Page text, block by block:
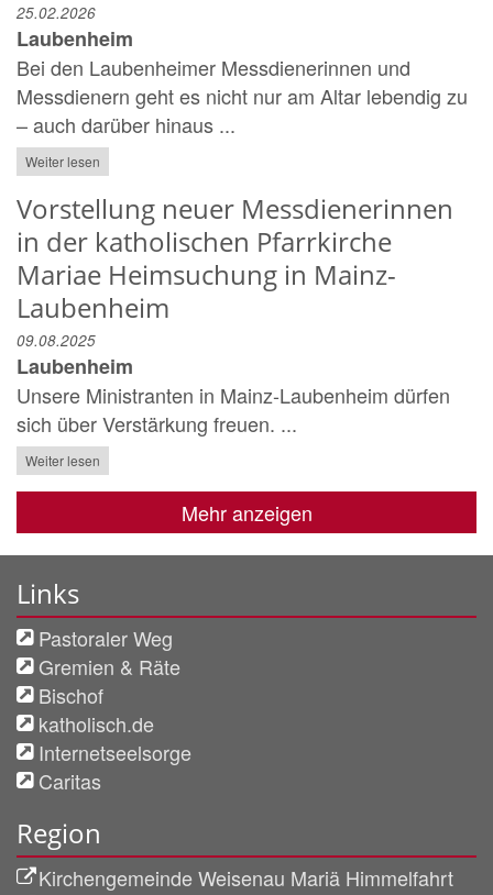
25.02.2026
Laubenheim
Bei den Laubenheimer Messdienerinnen und
Messdienern geht es nicht nur am Altar lebendig zu
– auch darüber hinaus ...
Weiter lesen
Vorstellung neuer Messdienerinnen
in der katholischen Pfarrkirche
Mariae Heimsuchung in Mainz-
Laubenheim
09.08.2025
Laubenheim
Unsere Ministranten in Mainz-Laubenheim dürfen
sich über Verstärkung freuen. ...
Weiter lesen
Mehr anzeigen
Links
Pastoraler Weg
Gremien & Räte
Bischof
katholisch.de
Internetseelsorge
Caritas
Region
Kirchengemeinde Weisenau Mariä Himmelfahrt